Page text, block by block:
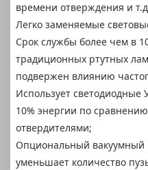
времени отверждения и
Легко заменяемые
Срок службы более чем в
традиционных ртутных
подвержен влиянию
Использует
10% энергии по
отвердителями;
Опциональный вакуумный
уменьшает количество